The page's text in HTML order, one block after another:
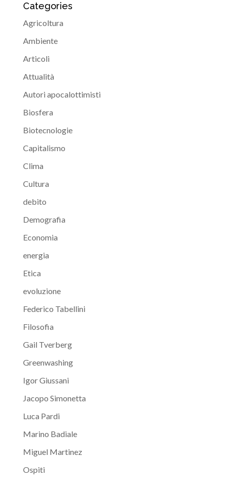
Categories
Agricoltura
Ambiente
Articoli
Attualità
Autori apocalottimisti
Biosfera
Biotecnologie
Capitalismo
Clima
Cultura
debito
Demografia
Economia
energia
Etica
evoluzione
Federico Tabellini
Filosofia
Gail Tverberg
Greenwashing
Igor Giussani
Jacopo Simonetta
Luca Pardi
Marino Badiale
Miguel Martinez
Ospiti